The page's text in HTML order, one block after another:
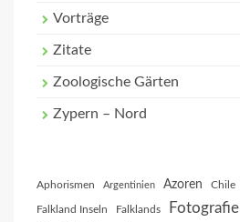
Vorträge
Zitate
Zoologische Gärten
Zypern – Nord
Aphorismen Argentinien Azoren Chile
Falkland Inseln Falklands Fotografie